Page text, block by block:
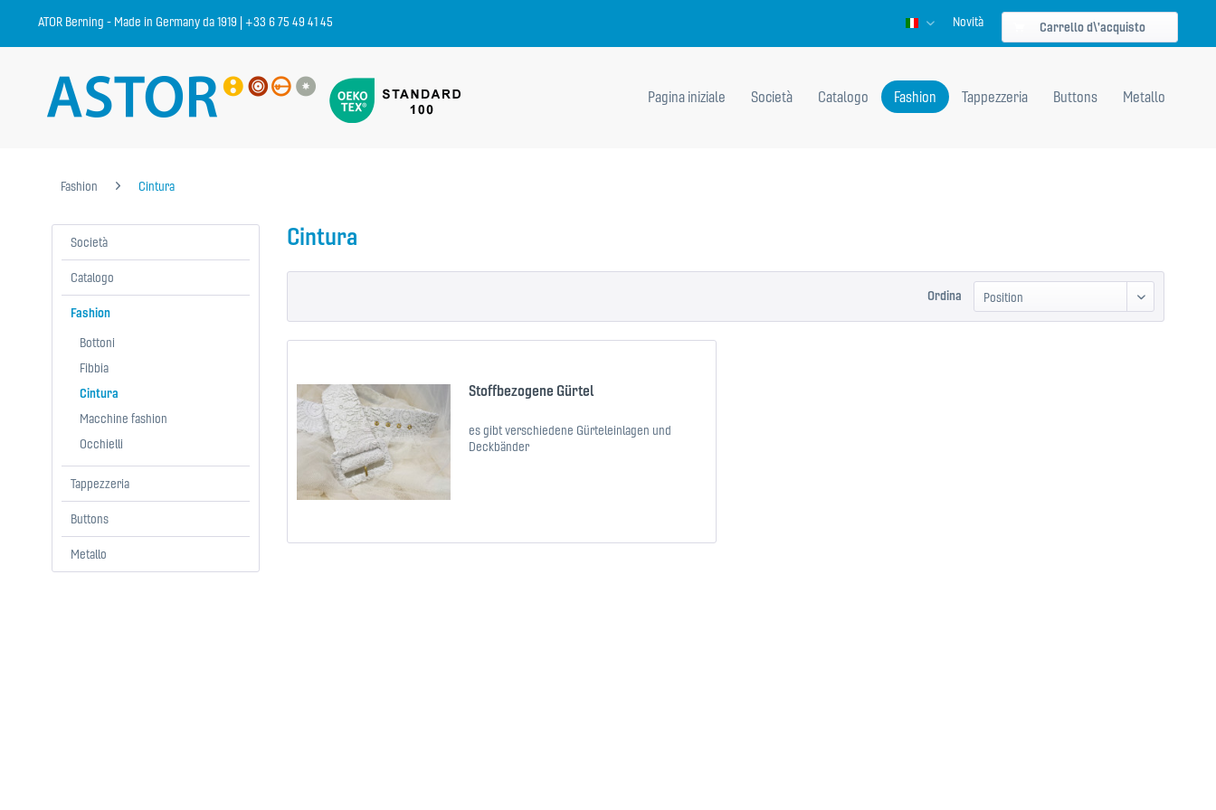
ATOR Berning - Made in Germany da 1919 | +33 6 75 49 41 45 ItalienischNovità Carrello d\'acquisto
Pagina iniziale Società Catalogo Fashion Tappezzeria Buttons Metallo
Fashion Cintura
Società
Catalogo
Fashion
Bottoni
Fibbia
Cintura
Macchine fashion
Occhielli
Tappezzeria
Buttons
Metallo
Cintura
Ordina
Stoffbezogene Gürtel
es gibt verschiedene Gürteleinlagen und
Deckbänder